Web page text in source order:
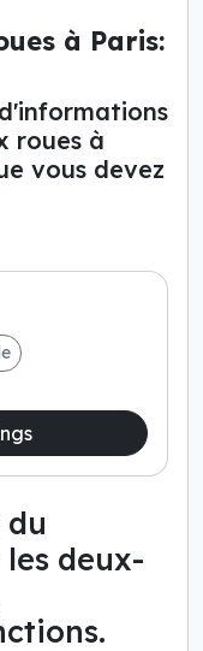
à Paris:
roues à
vous devez
du
deux-